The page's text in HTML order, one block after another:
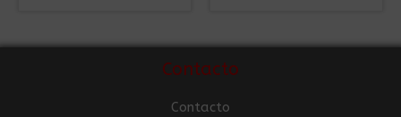
Contacto
Contacto